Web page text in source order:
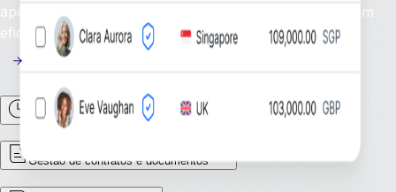
apoia os teus trabalhadores independentes globais com
eficiência.
Tempo e assiduidade
Gestão de contratos e documentos